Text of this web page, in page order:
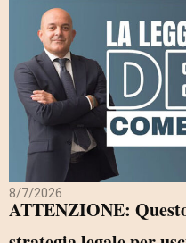
8/7/2026
ATTENZIONE: